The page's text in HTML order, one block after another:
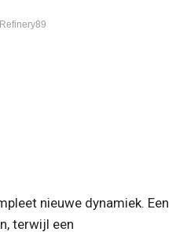
nieuwe dynamiek. Een
terwijl een